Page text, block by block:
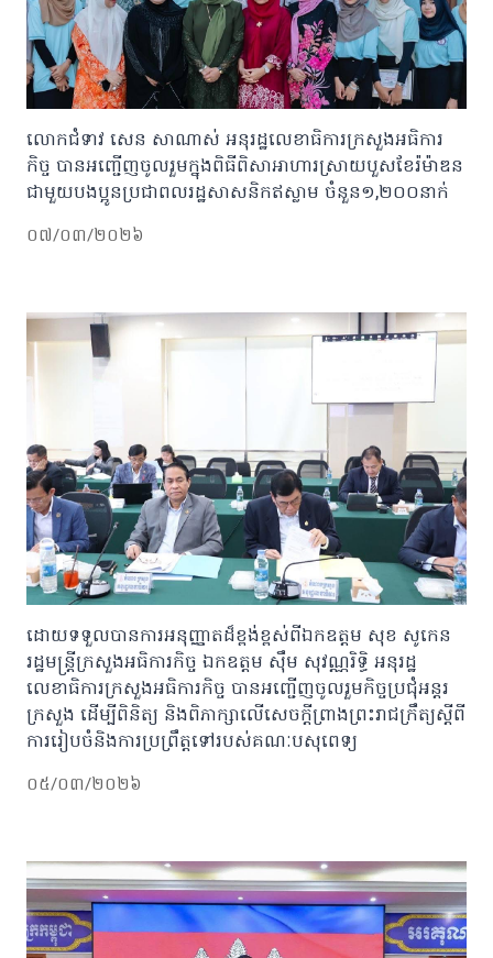
លោកជំទាវ សេន សាណាស់ អនុរដ្ឋលេខាធិការក្រសួងអធិការ
កិច្ច បានអញ្ជើញចូលរួមក្នុងពិធីពិសាអាហារស្រាយបួសខែរ៉ម៉ាឌន
ជាមួយបងប្អូនប្រជាពលរដ្ឋសាសនិកឥស្លាម ចំនួន១,២០០នាក់
០៧/០៣/២០២៦
ដោយទទួលបានការអនុញ្ញាតដ៏ខ្ពង់ខ្ពស់ពីឯកឧត្តម សុខ សូកេន
រដ្ឋមន្រ្តីក្រសួងអធិការកិច្ច ឯកឧត្តម ស៊ឹម សុវណ្ណរិទ្ធិ អនុរដ្ឋ
លេខាធិការក្រសួងអធិការកិច្ច បានអញ្ជើញចូលរួមកិច្ចប្រជុំអន្តរ
ក្រសួង ដើម្បីពិនិត្យ និងពិភាក្សាលើសេចក្តីព្រាងព្រះរាជក្រឹត្យស្តីពី
ការរៀបចំនិងការប្រព្រឹត្តទៅរបស់គណៈបសុពេទ្យ
០៥/០៣/២០២៦